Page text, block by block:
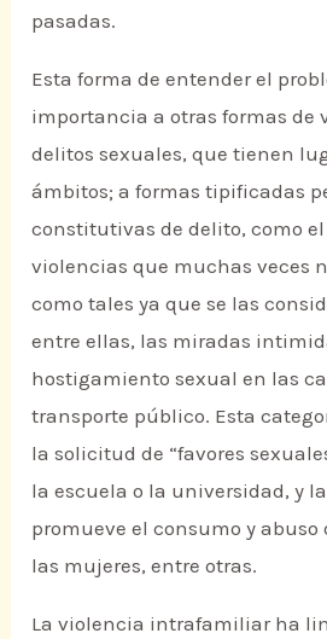
pasadas.
Esta forma de entender el
importancia a otras formas de
delitos sexuales, que tienen
ámbitos; a formas tipificadas
constitutivas de delito, como el
violencias que muchas veces
como tales ya que se las
entre ellas, las miradas
hostigamiento sexual en las
transporte público. Esta
la solicitud de “favores
la escuela o la universidad, y
promueve el consumo y abuso
las mujeres, entre otras.
La violencia intrafamiliar ha